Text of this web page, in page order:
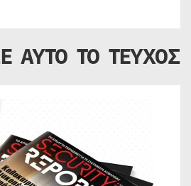
ΑΥΤΟ ΤΟ ΤΕΥΧΟΣ